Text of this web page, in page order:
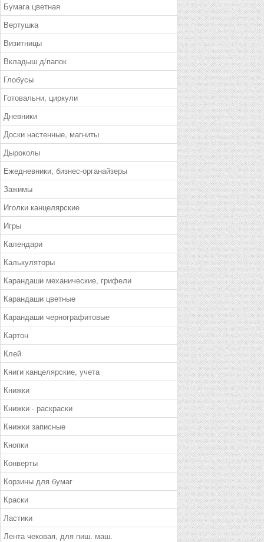
Бумага цветная
Вертушка
Визитницы
Вкладыш д/папок
Глобусы
Готовальни, циркули
Дневники
Доски настенные, магниты
Дыроколы
Ежедневники, бизнес-органайзеры
Зажимы
Иголки канцелярские
Игры
Календари
Калькуляторы
Карандаши механические, грифели
Карандаши цветные
Карандаши чернографитовые
Картон
Клей
Книги канцелярские, учета
Книжки
Книжки - раскраски
Книжки записные
Кнопки
Конверты
Корзины для бумаг
Краски
Ластики
Лента чековая, для пиш. маш.